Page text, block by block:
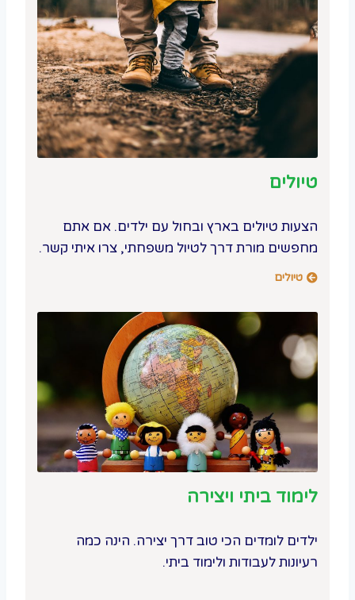
טיולים
הצעות טיולים בארץ ובחול עם ילדים. אם אתם
מחפשים מורת דרך לטיול משפחתי, צרו איתי קשר.
טיולים
לימוד ביתי ויצירה
ילדים לומדים הכי טוב דרך יצירה. הינה כמה
רעיונות לעבודות ולימוד ביתי.